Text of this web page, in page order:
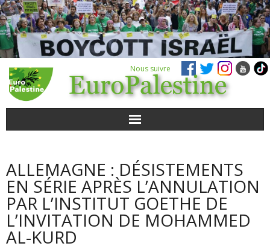
Nous suivre
POUR AGIR
AGENDA
VIDÉOS
ALLEMAGNE : DÉSISTEMENTS
EN SÉRIE APRÈS L’ANNULATION
PAR L’INSTITUT GOETHE DE
L’INVITATION DE MOHAMMED
AL-KURD